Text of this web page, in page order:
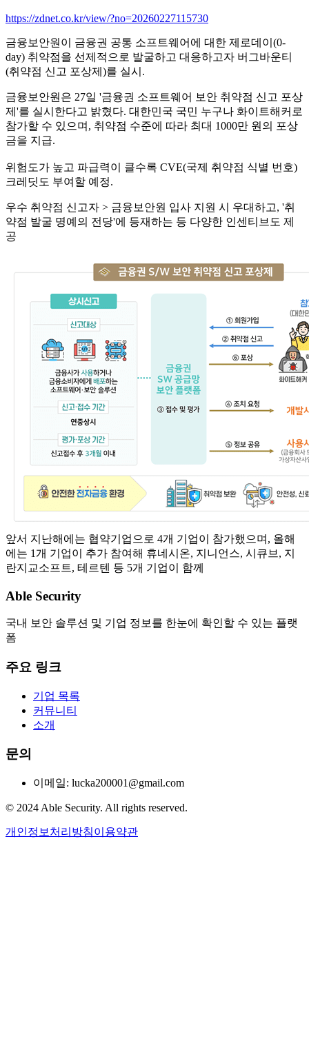
https://zdnet.co.kr/view/?no=20260227115730
금융보안원이 금융권 공통 소프트웨어에 대한 제로데이(0-
day) 취약점을 선제적으로 발굴하고 대응하고자 버그바운티
(취약점 신고 포상제)를 실시.
금융보안원은 27일 '금융권 소프트웨어 보안 취약점 신고 포상
제'를 실시한다고 밝혔다. 대한민국 국민 누구나 화이트해커로
참가할 수 있으며, 취약점 수준에 따라 최대 1000만 원의 포상
금을 지급.
위험도가 높고 파급력이 클수록 CVE(국제 취약점 식별 번호)
크레딧도 부여할 예정.
우수 취약점 신고자 > 금융보안원 입사 지원 시 우대하고, '취
약점 발굴 명예의 전당'에 등재하는 등 다양한 인센티브도 제
공
앞서 지난해에는 협약기업으로 4개 기업이 참가했으며, 올해
에는 1개 기업이 추가 참여해 휴네시온, 지니언스, 시큐브, 지
란지교소프트, 테르텐 등 5개 기업이 함께
Able Security
국내 보안 솔루션 및 기업 정보를 한눈에 확인할 수 있는 플랫
폼
주요 링크
기업 목록
커뮤니티
소개
문의
이메일: lucka200001@gmail.com
© 2024 Able Security. All rights reserved.
개인정보처리방침이용약관